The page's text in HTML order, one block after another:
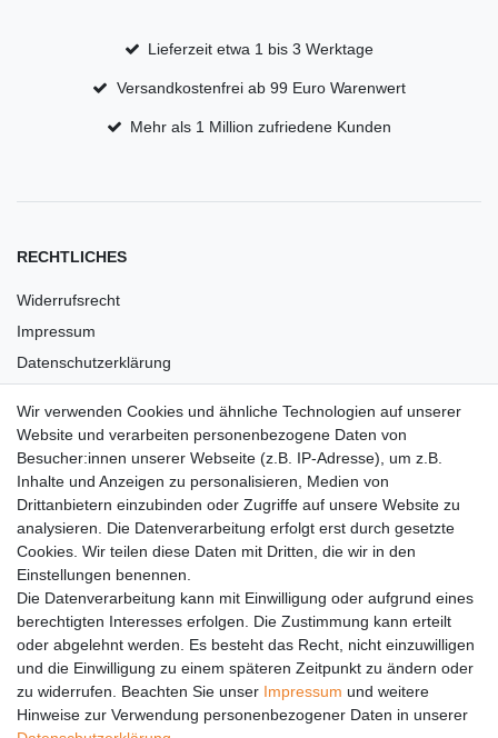
Lieferzeit etwa 1 bis 3 Werktage
Versandkostenfrei ab 99 Euro Warenwert
Mehr als 1 Million zufriedene Kunden
RECHTLICHES
Widerrufsrecht
Impressum
Datenschutzerklärung
Versandkosten
Barrierefreiheit
Anleitungen
Vertrag widerrufen
PARTNER
DHL
GLS
PaketPLUS
Wir verwenden Cookies und ähnliche Technologien auf unserer
Website und verarbeiten personenbezogene Daten von
Besucher:innen unserer Webseite (z.B. IP-Adresse), um z.B.
Inhalte und Anzeigen zu personalisieren, Medien von
Drittanbietern einzubinden oder Zugriffe auf unsere Website zu
analysieren. Die Datenverarbeitung erfolgt erst durch gesetzte
Cookies. Wir teilen diese Daten mit Dritten, die wir in den
Einstellungen benennen.
Die Datenverarbeitung kann mit Einwilligung oder aufgrund eines
berechtigten Interesses erfolgen. Die Zustimmung kann erteilt
oder abgelehnt werden. Es besteht das Recht, nicht einzuwilligen
und die Einwilligung zu einem späteren Zeitpunkt zu ändern oder
zu widerrufen. Beachten Sie unser Impressum und weitere
Hinweise zur Verwendung personenbezogener Daten in unserer